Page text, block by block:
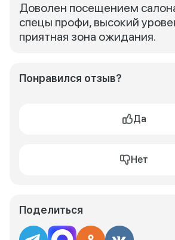
Доволен посещением
спецы профи, высокий
приятная зона ожидания.
Понравился отзыв?
Да
Нет
Поделиться